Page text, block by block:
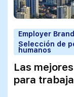
Employer
Selección de
humanos
Las
para